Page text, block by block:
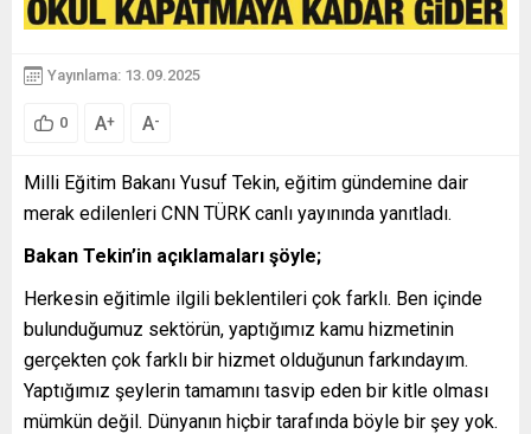
Yayınlama: 13.09.2025
0 A+ A-
Milli Eğitim Bakanı Yusuf Tekin, eğitim gündemine dair
merak edilenleri CNN TÜRK canlı yayınında yanıtladı.
Bakan Tekin’in açıklamaları şöyle;
Herkesin eğitimle ilgili beklentileri çok farklı. Ben içinde
bulunduğumuz sektörün, yaptığımız kamu hizmetinin
gerçekten çok farklı bir hizmet olduğunun farkındayım.
Yaptığımız şeylerin tamamını tasvip eden bir kitle olması
mümkün değil. Dünyanın hiçbir tarafında böyle bir şey yok.